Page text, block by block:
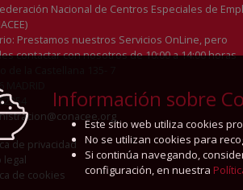
Nacional de Centros Especiales de
Prestamos nuestros Servicios OnLine, pero
contactar con nosotros de 10:00 a 14:00 horas
MADRID
de privacidad
legal
de cookies
Información sobre
Este sitio web utiliza cookies
No se utilizan cookies para
Si continúa navegando,
configuración, en nuestra